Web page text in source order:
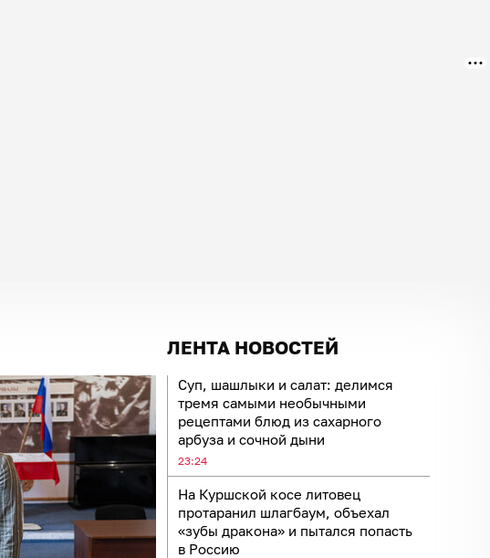
ЛЕНТА НОВОСТЕЙ
Суп, шашлыки и салат: делимся
тремя самыми необычными
рецептами блюд из сахарного
арбуза и сочной дыни
23:24
На Куршской косе литовец
протаранил шлагбаум, объехал
«зубы дракона» и пытался попасть
в Россию